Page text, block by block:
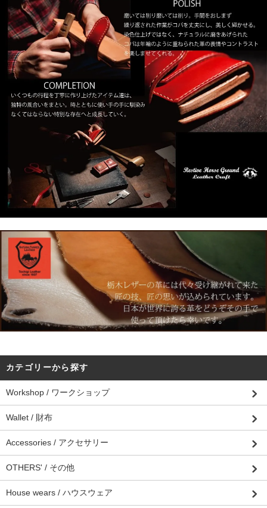
カテゴリーから探す
Workshop / ワークショップ
Wallet / 財布
Accessories / アクセサリー
OTHERS' / その他
House wears / ハウスウェア